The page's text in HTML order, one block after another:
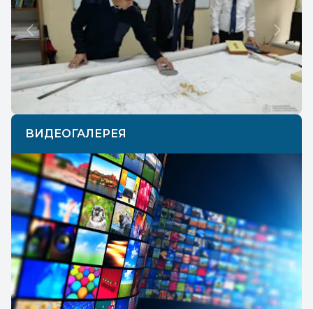
Previous Next
ВИДЕОГАЛЕРЕЯ